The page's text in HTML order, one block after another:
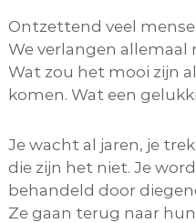
n
h
u
h
i
n
Ontzettend veel
We verlangen allemaal
Wat zou het mooi zijn
komen. Wat een
Je wacht al jaren, je
die zijn het niet. Je
behandeld door
Ze gaan terug naar